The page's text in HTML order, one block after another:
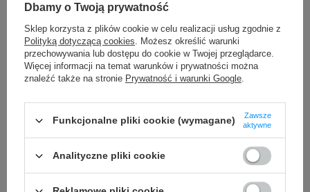
słuchawek ARCTIS STEELSERIES
29,90 zł / szt.
dotykowy Samsung SM-G781
Galaxy S20 FE 5G/ SM-G780
Galaxy S20 FE (OLED) Ramka
niebieska
150,00 zł / szt.
Dbamy o Twoją prywatność
Sklep korzysta z plików cookie w celu realizacji usług zgodnie z
Polityką dotyczącą cookies. Możesz określić warunki
przechowywania lub dostępu do cookie w Twojej przeglądarce.
Więcej informacji na temat warunków i prywatności można
znaleźć także na stronie Prywatność i warunki Google.
Funkcjonalne pliki cookie (wymagane)
Zawsze
aktywne
Analityczne pliki cookie